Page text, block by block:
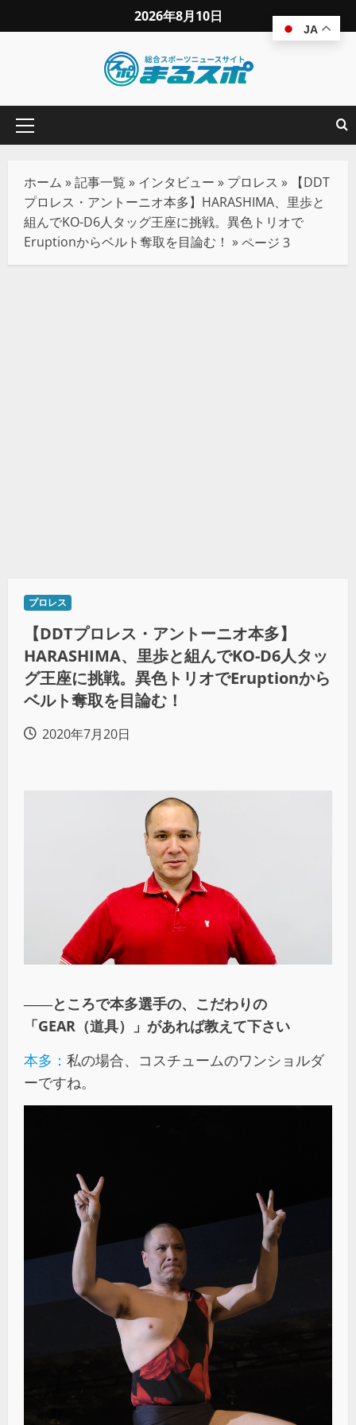
2026年8月10日
ホーム »記事一覧 » インタビュー » プロレス »
【DDT
プロレス・アントーニオ本多】HARASHIMA、里歩と
組んでKO-D6人タッグ王座に挑戦。異色トリオで
Eruptionからベルト奪取を目論む！ »ページ 3
プロレス
【DDTプロレス・アントーニオ本多】
HARASHIMA、里歩と組んでKO-D6人タッ
グ王座に挑戦。異色トリオでEruptionから
ベルト奪取を目論む！
2020年7月20日
――ところで本多選手の、こだわりの
「GEAR（道具）」があれば教えて下さい
本多： 私の場合、コスチュームのワンショルダ
ーですね。
JA